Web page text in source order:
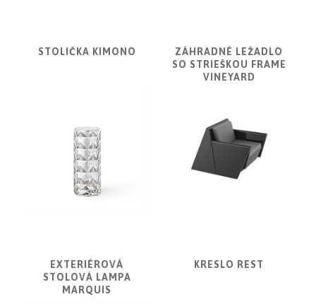
CONCORDE
KONTAKT
STOLIČKA KIMONO
ZÁHRADNÉ LEŽADLO
SO STRIEŠKOU FRAME
VINEYARD
EXTERIÉROVÁ
STOLOVÁ LAMPA
MARQUIS
KRESLO REST